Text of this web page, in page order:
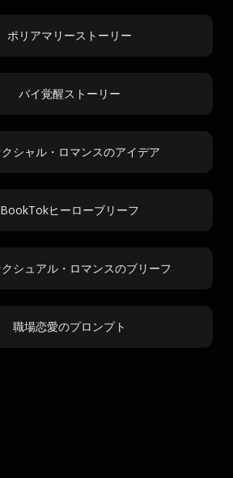
ポリアマリーストーリー
バイ覚醒ストーリー
シャル・ロマンスのアイデア
BookTokヒーローブリーフ
シュアル・ロマンスのブリーフ
職場恋愛のプロンプト